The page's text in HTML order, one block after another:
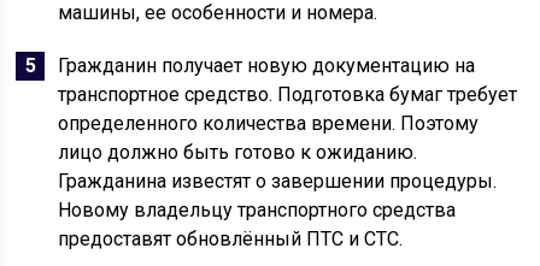
машины, ее особенности и номера.
Гражданин получает новую документацию на
транспортное средство. Подготовка бумаг требует
определенного количества времени. Поэтому
лицо должно быть готово к ожиданию.
Гражданина известят о завершении процедуры.
Новому владельцу транспортного средства
предоставят обновлённый ПТС и СТС.